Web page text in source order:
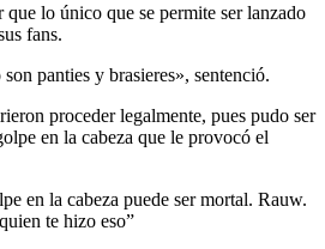
lo único que se permite ser lanzado
fans.
panties y brasieres», sentenció.
proceder legalmente, pues pudo ser
en la cabeza que le provocó el
en la cabeza puede ser mortal. Rauw.
te hizo eso”